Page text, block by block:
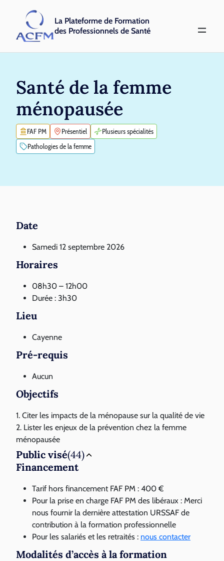
La Plateforme de Formation
des Professionnels de Santé
Santé de la femme
ménopausée
FAF PM Présentiel
Plusieurs spécialités
Pathologies de la femme
Date
Samedi 12 septembre 2026
Horaires
08h30 – 12h00
Durée : 3h30
Lieu
Cayenne
Pré-requis
Aucun
Objectifs
1. Citer les impacts de la ménopause sur la qualité de vie
2. Lister les enjeux de la prévention chez la femme
ménopausée
Public visé(44)
Financement
Tarif hors financement FAF PM : 400 €
Pour la prise en charge FAF PM des libéraux : Merci
nous fournir la dernière attestation URSSAF de
contribution à la formation professionnelle
Pour les salariés et les retraités : nous contacter
Modalités d’accès à la formation